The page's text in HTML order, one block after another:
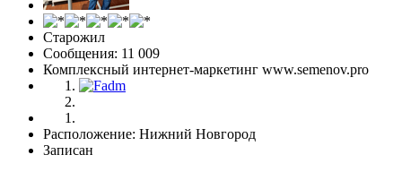
Старожил
Сообщения: 11 009
Комплексный интернет-маркетинг www.semenov.pro
Расположение: Нижний Новгород
Записан